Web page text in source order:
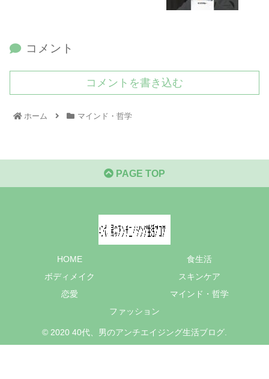
コメント
コメントを書き込む
ホーム マインド・哲学
PAGE TOP
HOME
食生活
ボディメイク
スキンケア
恋愛
マインド・哲学
ファッション
© 2020 40代、男のアンチエイジング生活ブログ.